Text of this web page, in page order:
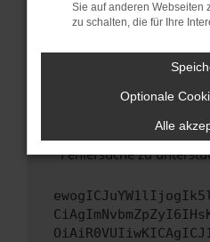
führen, dass
unterstützt werden.
Wende dich an den
Wenn du alle oben
hast, kontaktiere uns
uns diesen Text
Fehlersuche zu
Sie auf anderen Webseiten
zu schalten, die für Ihre
Optionale
Alle